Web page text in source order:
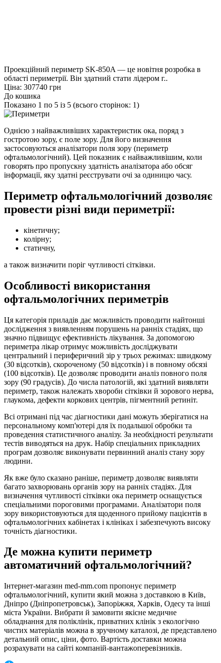
Проекційний периметр SK-850A — це новітня розробка в
області периметрії. Він здатний стати лідером г..
Ціна: 307740 грн
До кошика
Показано 1 по 5 із 5 (всього сторінок: 1)
Однією з найважливіших характеристик ока, поряд з
гостротою зору, є поле зору. Для його визначення
застосовуються аналізатори поля зору (периметр
офтальмологічний). Цей показник є найважливішим, коли
говорять про пропускну здатність аналізатора або обсяг
інформації, яку здатні реєструвати очі за одиницю часу.
Периметр офтальмологічний дозволяє
провести різні види периметрії:
кінетичну;
колірну;
статичну,
а також визначити поріг чутливості сітківки.
Особливості використання
офтальмологічних периметрів
Ця категорія приладів дає можливість проводити найтонші
дослідження з виявленням порушень на ранніх стадіях, що
значно підвищує ефективність лікування. За допомогою
периметра лікар отримує можливість досліджувати
центральний і периферичний зір у трьох режимах: швидкому
(30 відсотків), скороченому (50 відсотків) і в повному обсязі
(100 відсотків). Це дозволяє проводити аналіз повного поля
зору (90 градусів). До числа патологій, які здатний виявляти
периметр, також належать хвороби сітківки й зорового нерва,
глаукома, дефекти коркових центрів, пігментний ретиніт.
Всі отримані під час діагностики дані можуть зберігатися на
персональному комп'ютері для їх подальшої обробки та
проведення статистичного аналізу. За необхідності результати
тестів виводяться на друк. Набір спеціальних прикладних
програм дозволяє виконувати первинний аналіз стану зору
людини.
Як вже було сказано раніше, периметр дозволяє виявляти
багато захворювань органів зору на ранніх стадіях. Для
визначення чутливості сітківки ока периметр оснащується
спеціальними пороговими програмами. Аналізатори поля
зору використовуються для щоденного прийому пацієнтів в
офтальмологічних кабінетах і клініках і забезпечують високу
точність діагностики.
Де можна купити периметр
автоматичний офтальмологічний?
Інтернет-магазин med-mm.com пропонує периметр
офтальмологічний, купити який можна з доставкою в Київ,
Дніпро (Дніпропетровськ), Запоріжжя, Харків, Одесу та інші
міста України. Вибрати й замовити якісне медичне
обладнання для поліклінік, приватних клінік з екологічно
чистих матеріалів можна в зручному каталозі, де представлено
детальний опис, ціни, фото. Вартість доставки можна
розрахувати на сайті компаній-вантажоперевізників.